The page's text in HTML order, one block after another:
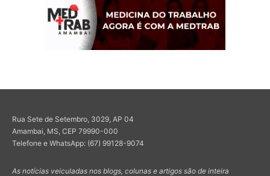
Rua Sete de Setembro, 3029, AP 04
Amambai, MS, CEP 79990-000
Telefone e WhatsApp: (67) 99128-9074
As notícias veiculadas nos blogs, colunas e artigos são de inteira